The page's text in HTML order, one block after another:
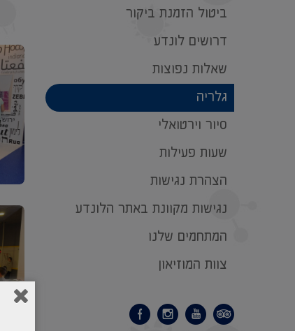
ביטול הזמנת ביקור
דרושים לונדע
שאלות נפוצות
גלריה
סיור וירטואלי
שעות פעילות
הצהרת נגישות
נגישות מקוונת באתר הלונדע
המתחמים שלנו
צוות המוזיאון